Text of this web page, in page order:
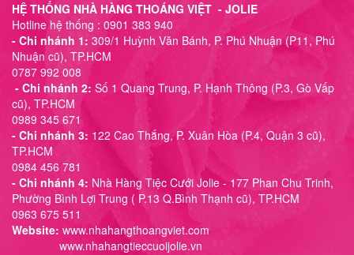
HỆ THỐNG NHÀ HÀNG THOÁNG VIỆT - JOLIE
Hotline hệ thống : 0901 383 940
- Chi nhánh 1: 309/1 Huỳnh Văn Bánh, P. Phú Nhuận (P11, Phú
Nhuận cũ), TP.HCM
0787 992 008
- Chi nhánh 2: Số 1 Quang Trung, P. Hạnh Thông (P.3, Gò Vấp
cũ), TP.HCM
0989 345 671
- Chi nhánh 3: 122 Cao Thắng, P. Xuân Hòa (P.4, Quận 3 cũ),
TP.HCM
0984 456 781
- Chi nhánh 4: Nhà Hàng Tiệc Cưới Jolie - 177 Phan Chu Trinh,
Phường Bình Lợi Trung ( P.13 Q.Bình Thạnh cũ), TP.HCM
0963 675 511
Website: www.nhahangthoangviet.com
www.nhahangtieccuoijolie.vn